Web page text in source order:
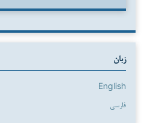
زبان
English
فارسی